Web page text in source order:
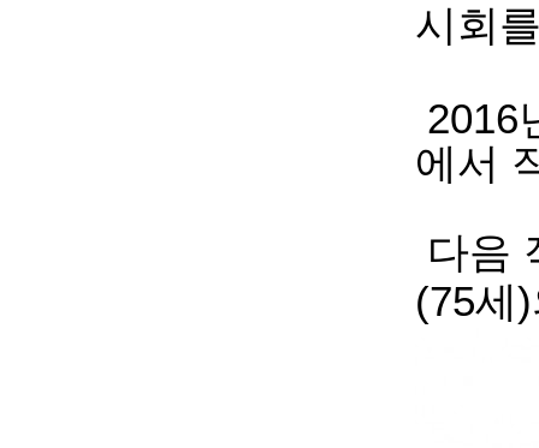
시회
2016
에서
다음
(75세